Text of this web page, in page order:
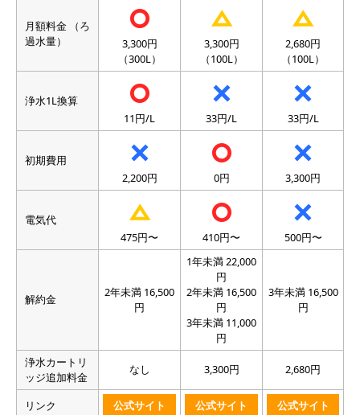
月額料金 （ろ
過水量）
3,300円
（300L）
3,300円
（100L）
2,680円
（100L）
浄水1L換算
11円/L
33円/L 33円/L
初期費用
2,200円
0円 3,300円
電気代
475円〜
410円〜 500円〜
解約金
2年未満 16,500
円
1年未満 22,000
円
2年未満 16,500
円
3年未満 11,000
円
3年未満 16,500
円
浄水カートリ
ッジ追加料金
なし 3,300円 2,680円
リンク 公式サイト 公式サイト 公式サイト